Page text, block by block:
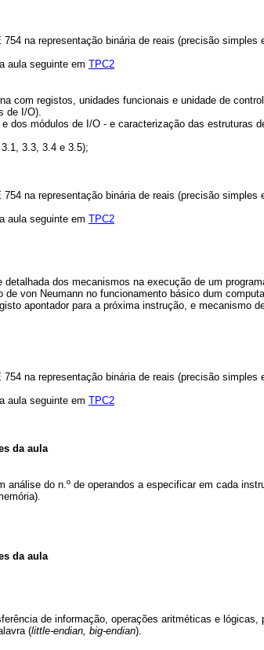
na representação binária de reais (precisão
aula seguinte em TPC2
com registos, unidades funcionais e unidade de
de I/O).
dos módulos de I/O - e caracterização das estruturas
3.3, 3.4 e 3.5);
na representação binária de reais (precisão
aula seguinte em TPC2
dos mecanismos na execução de um
von Neumann no funcionamento básico dum
apontador para a próxima instrução, e mecanismo
na representação binária de reais (precisão
aula seguinte em TPC2
da aula
do n.º de operandos a especificar em cada
da aula
de informação, operações aritméticas e lógicas,
(little-endian, big-endian).